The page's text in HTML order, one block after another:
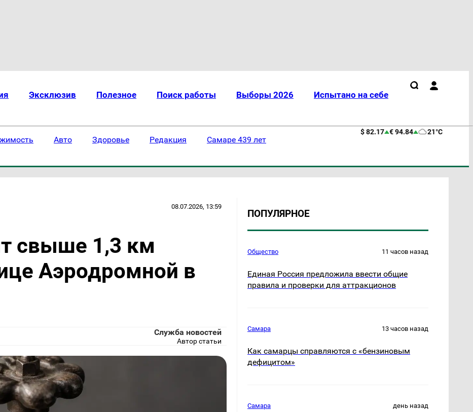
Эксклюзив Полезное Поиск работы Выборы 2026 Испытано на себе
Авто Здоровье Редакция Самаре 439 лет
$ 82.17 € 94.84 21°C
08.07.2026, 13:59
свыше 1,3 км
Аэродромной в
Служба новостей
Автор статьи
ПОПУЛЯРНОЕ
Общество 11 часов назад
Единая Россия предложила ввести общие
правила и проверки для аттракционов
Самара 13 часов назад
Как самарцы справляются с «бензиновым
дефицитом»
Самара день назад